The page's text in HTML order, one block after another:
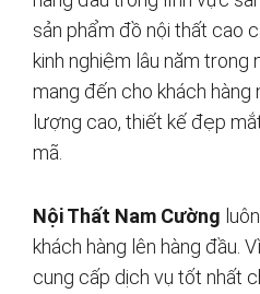
sản phẩm đồ nội thất cao
kinh nghiệm lâu năm trong
mang đến cho khách hàng
lượng cao, thiết kế đẹp
mã.
Nội Thất Nam Cường
khách hàng lên hàng đầu.
cung cấp dịch vụ tốt nhất